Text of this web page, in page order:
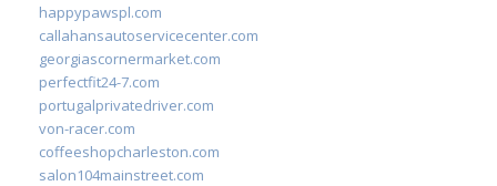
happypawspl.com
callahansautoservicecenter.com
georgiascornermarket.com
perfectfit24-7.com
portugalprivatedriver.com
von-racer.com
coffeeshopcharleston.com
salon104mainstreet.com